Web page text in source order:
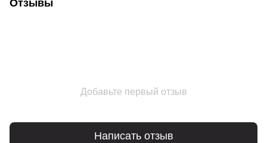
Отзывы
Добавьте первый отзыв
Написать отзыв